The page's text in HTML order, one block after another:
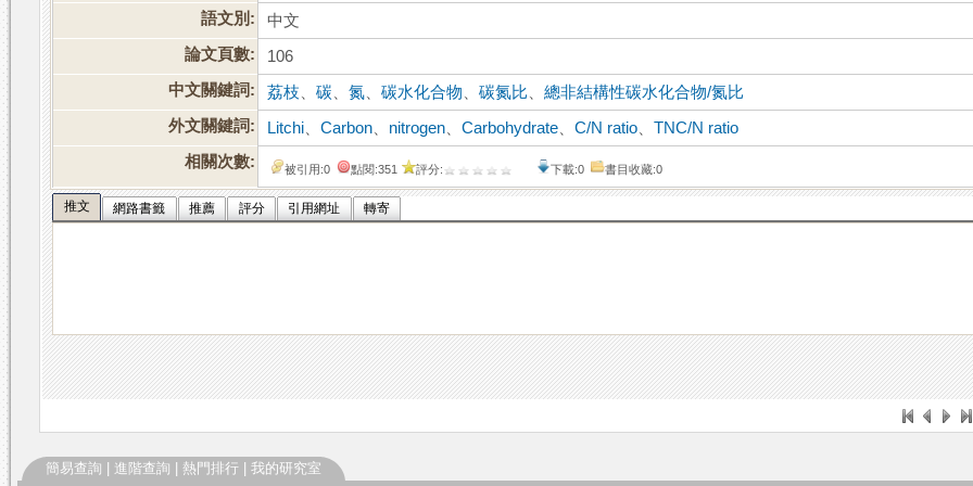
語文別:
中文
論文頁數:
106
中文關鍵詞:
荔枝 、碳 、氮 、碳水化合物 、碳氮比 、總非結構性碳水化合物/氮比
外文關鍵詞:
Litchi 、Carbon nitrogen 、Carbohydrate 、C/N ratio 、TNC/N ratio
相關次數:
被引用:0 點閱:351 評分: 下載:0 書目收藏:0
推文 網路書籤 推薦 評分 引用網址 轉寄
簡易查詢 進階查詢 熱門排行 我的研究室